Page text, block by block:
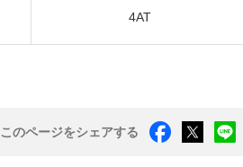
4AT
このページをシェアする